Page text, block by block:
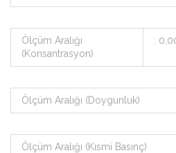
Ölçüm Aralığı
(Konsantrasyon)
:
Ölçüm Aralığı (Doygunluk)
Ölçüm Aralığı (Kısmi Basınç)